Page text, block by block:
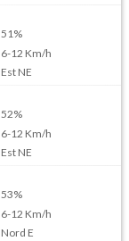
51%
6-12 Km/h
Est NE
52%
6-12 Km/h
Est NE
53%
6-12 Km/h
Nord E